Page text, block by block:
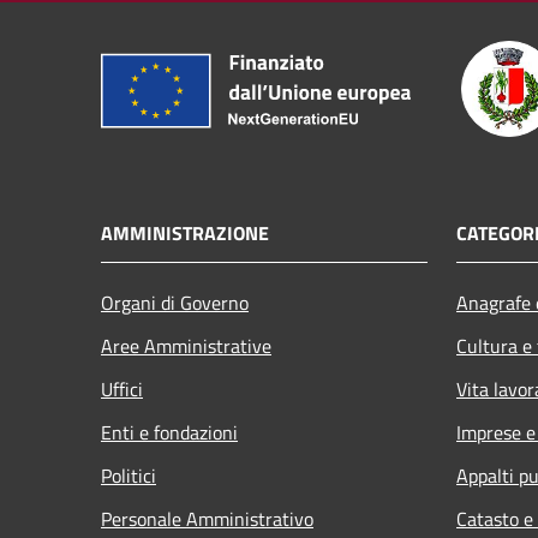
AMMINISTRAZIONE
Organi di Governo
Aree Amministrative
Uffici
Enti e fondazioni
Politici
Personale Amministrativo
Cultura
Vita
Imprese
Appalti
Catasto